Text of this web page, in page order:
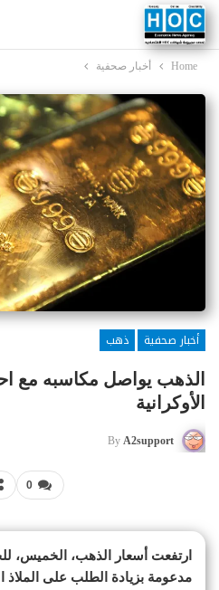
Home أخبار صحفية
أخبار صحفية
ذهب
الذهب يواصل مكاسبه مع
الأوكرانية
By A2support
0
ارتفعت أسعار الذهب، الخميس،
مدعومة بزيادة الطلب على